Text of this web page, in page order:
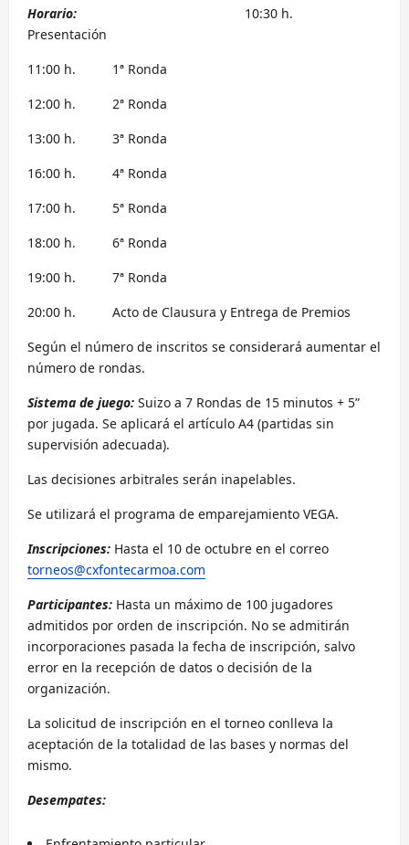
Horario:
10:30 h.
Presentación
11:00 h. 1ª Ronda
12:00 h. 2ª Ronda
13:00 h. 3ª Ronda
16:00 h. 4ª Ronda
17:00 h. 5ª Ronda
18:00 h. 6ª Ronda
19:00 h. 7ª Ronda
20:00 h. Acto de Clausura y Entrega de Premios
Según el número de inscritos se considerará aumentar el
número de rondas.
Sistema de juego: Suizo a 7 Rondas de 15 minutos + 5”
por jugada. Se aplicará el artículo A4 (partidas sin
supervisión adecuada).
Las decisiones arbitrales serán inapelables.
Se utilizará el programa de emparejamiento VEGA.
Inscripciones: Hasta el 10 de octubre en el correo
torneos@cxfontecarmoa.com
Participantes: Hasta un máximo de 100 jugadores
admitidos por orden de inscripción. No se admitirán
incorporaciones pasada la fecha de inscripción, salvo
error en la recepción de datos o decisión de la
organización.
La solicitud de inscripción en el torneo conlleva la
aceptación de la totalidad de las bases y normas del
mismo.
Desempates: